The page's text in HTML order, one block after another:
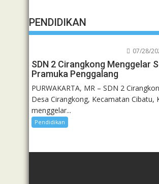
PENDIDIKAN
07/28/
SDN 2 Cirangkong Menggelar
Pramuka Penggalang
PURWAKARTA, MR – SDN 2
Desa Cirangkong, Kecamatan Cibatu,
menggelar...
Pendidikan